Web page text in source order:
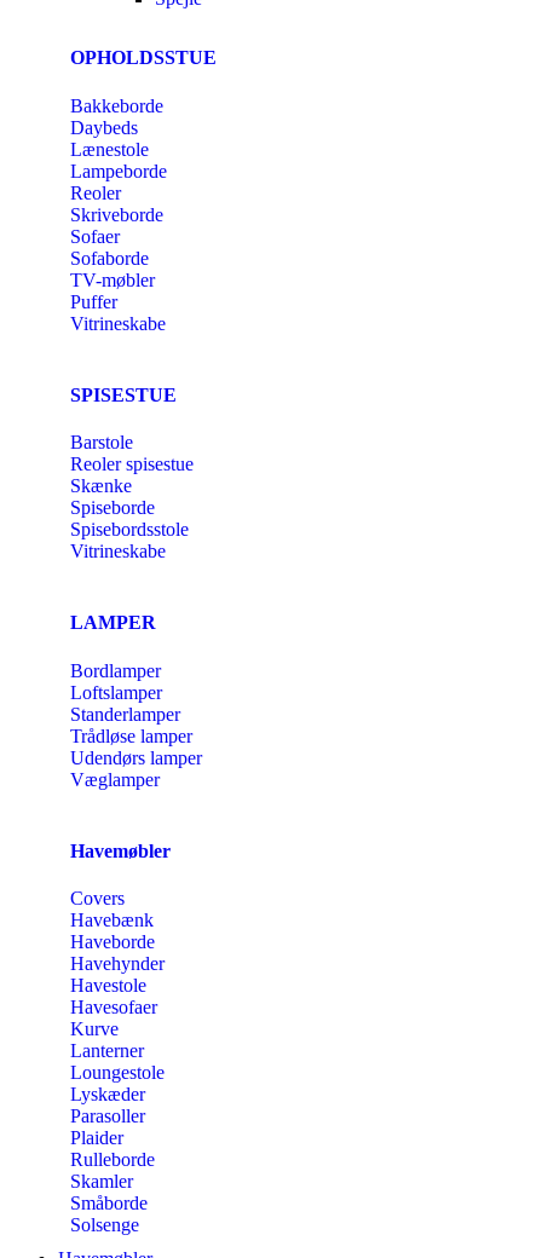
OPHOLDSSTUE
Bakkeborde
Daybeds
Lænestole
Lampeborde
Reoler
Skriveborde
Sofaer
Sofaborde
TV-møbler
Puffer
Vitrineskabe
SPISESTUE
Barstole
Reoler spisestue
Skænke
Spiseborde
Spisebordsstole
Vitrineskabe
LAMPER
Bordlamper
Loftslamper
Standerlamper
Trådløse lamper
Udendørs lamper
Væglamper
Havemøbler
Covers
Havebænk
Haveborde
Havehynder
Havestole
Havesofaer
Kurve
Lanterner
Loungestole
Lyskæder
Parasoller
Plaider
Rulleborde
Skamler
Småborde
Solsenge